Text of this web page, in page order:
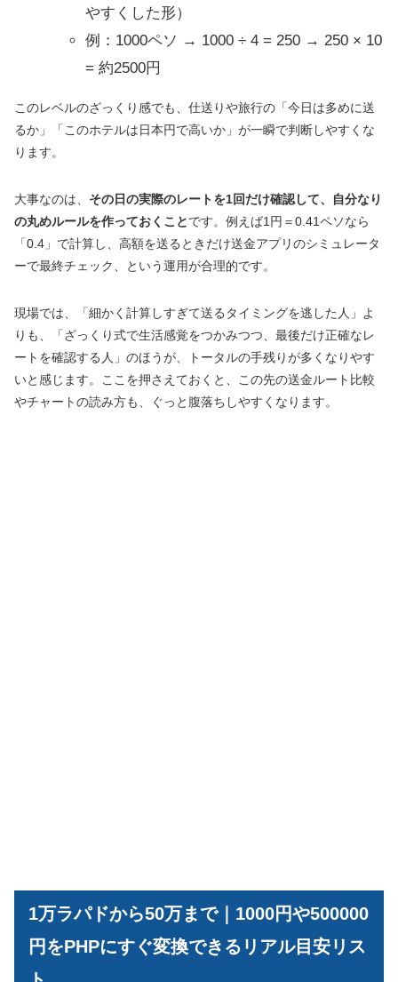
やすくした形）
例：1000ペソ → 1000 ÷ 4 = 250 → 250 × 10
= 約2500円
このレベルのざっくり感でも、仕送りや旅行の「今日は多めに送
るか」「このホテルは日本円で高いか」が一瞬で判断しやすくな
ります。
大事なのは、 その日の実際のレートを1回だけ確認して、自分なり
の丸めルールを作っておくことです。例えば1円＝0.41ペソなら
「0.4」で計算し、高額を送るときだけ送金アプリのシミュレータ
ーで最終チェック、という運用が合理的です。
現場では、「細かく計算しすぎて送るタイミングを逃した人」よ
りも、「ざっくり式で生活感覚をつかみつつ、最後だけ正確なレ
ートを確認する人」のほうが、トータルの手残りが多くなりやす
いと感じます。ここを押さえておくと、この先の送金ルート比較
やチャートの読み方も、ぐっと腹落ちしやすくなります。
1万ラパドから50万まで｜1000円や500000
円をPHPにすぐ変換できるリアル目安リス